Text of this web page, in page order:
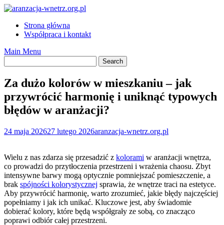
Skip
contentStrona główna
Współpraca i kontakt
Main Menu
Za dużo kolorów w mieszkaniu – jak
przywrócić harmonię i uniknąć typowych
błędów w aranżacji?
24 maja 202627 lutego 2026aranzacja-wnetrz.org.pl
Wielu z nas zdarza się przesadzić z kolorami w aranżacji wnętrza,
co prowadzi do przytłoczenia przestrzeni i wrażenia chaosu. Zbyt
intensywne barwy mogą optycznie pomniejszać pomieszczenie, a
brak spójności kolorystycznej sprawia, że wnętrze traci na estetyce.
Aby przywrócić harmonię, warto zrozumieć, jakie błędy najczęściej
popełniamy i jak ich unikać. Kluczowe jest, aby świadomie
dobierać kolory, które będą współgrały ze sobą, co znacząco
poprawi odbiór całej przestrzeni.